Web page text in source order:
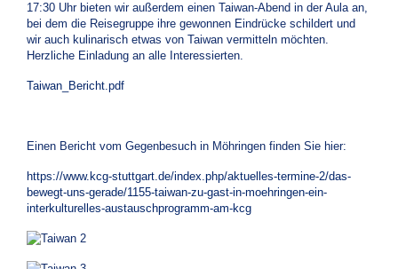
17:30 Uhr bieten wir außerdem einen Taiwan-Abend in der Aula an,
bei dem die Reisegruppe ihre gewonnen Eindrücke schildert und
wir auch kulinarisch etwas von Taiwan vermitteln möchten.
Herzliche Einladung an alle Interessierten.
Taiwan_Bericht.pdf
Einen Bericht vom Gegenbesuch in Möhringen finden Sie hier:
https://www.kcg-stuttgart.de/index.php/aktuelles-termine-2/das-
bewegt-uns-gerade/1155-taiwan-zu-gast-in-moehringen-ein-
interkulturelles-austauschprogramm-am-kcg